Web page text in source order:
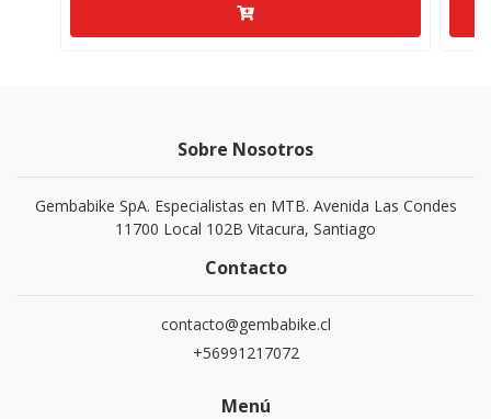
Sobre Nosotros
Gembabike SpA. Especialistas en MTB. Avenida Las Condes
11700 Local 102B Vitacura, Santiago
Contacto
contacto@gembabike.cl
+56991217072
Menú